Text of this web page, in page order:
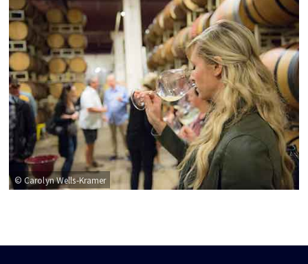
© Carolyn Wells-Kramer